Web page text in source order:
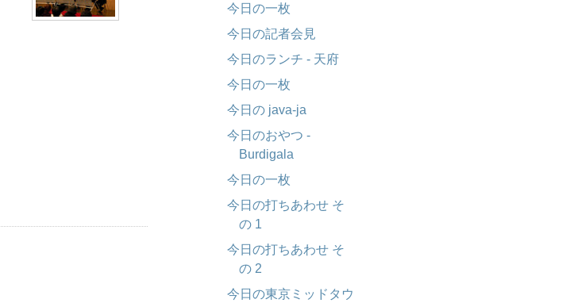
今日の一枚
今日の記者会見
今日のランチ - 天府
今日の一枚
今日の java-ja
今日のおやつ -
Burdigala
今日の一枚
今日の打ちあわせ そ
の 1
今日の打ちあわせ そ
の 2
今日の東京ミッドタウ